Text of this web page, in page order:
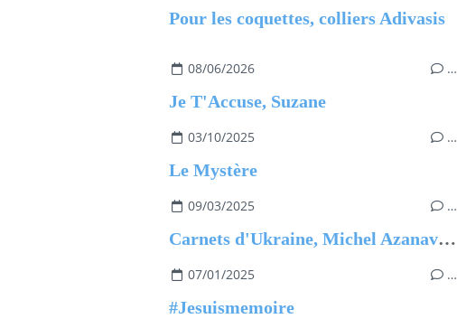
Pour les coquettes, colliers Adivasis
08/06/2026 …
Je T'Accuse, Suzane
03/10/2025 …
Le Mystère
09/03/2025 …
Carnets d'Ukraine, Michel Azanavicius
07/01/2025 …
#Jesuismemoire